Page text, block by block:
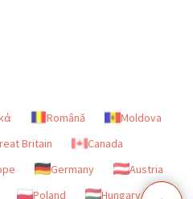
Română
Moldova
Britain
Canada
Germany
Austria
Poland Hungary